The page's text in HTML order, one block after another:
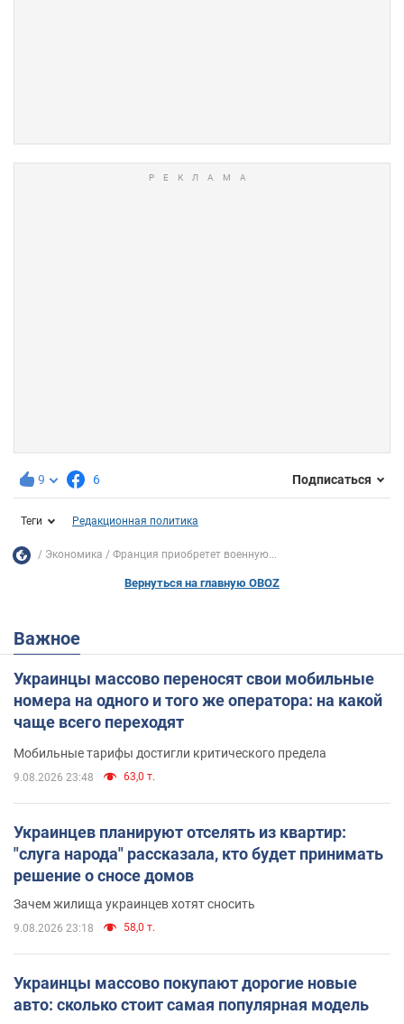
9 6 Подписаться
Теги Редакционная политика
Экономика Франция приобретет военную...
Вернуться на главную OBOZ
Важное
Украинцы массово переносят свои мобильные
номера на одного и того же оператора: на какой
чаще всего переходят
Мобильные тарифы достигли критического предела
9.08.2026 23:48 63,0 т.
Украинцев планируют отселять из квартир:
"слуга народа" рассказала, кто будет принимать
решение о сносе домов
Зачем жилища украинцев хотят сносить
9.08.2026 23:18 58,0 т.
Украинцы массово покупают дорогие новые
авто: сколько стоит самая популярная модель